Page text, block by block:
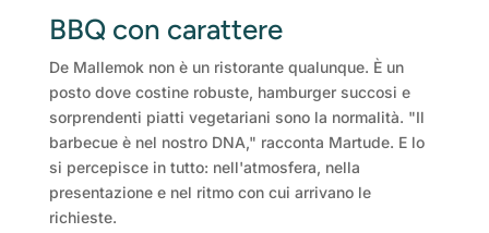
BBQ con carattere
De Mallemok non è un ristorante qualunque. È un
posto dove costine robuste, hamburger succosi e
sorprendenti piatti vegetariani sono la normalità. "Il
barbecue è nel nostro DNA," racconta Martude. E lo
si percepisce in tutto: nell'atmosfera, nella
presentazione e nel ritmo con cui arrivano le
richieste.